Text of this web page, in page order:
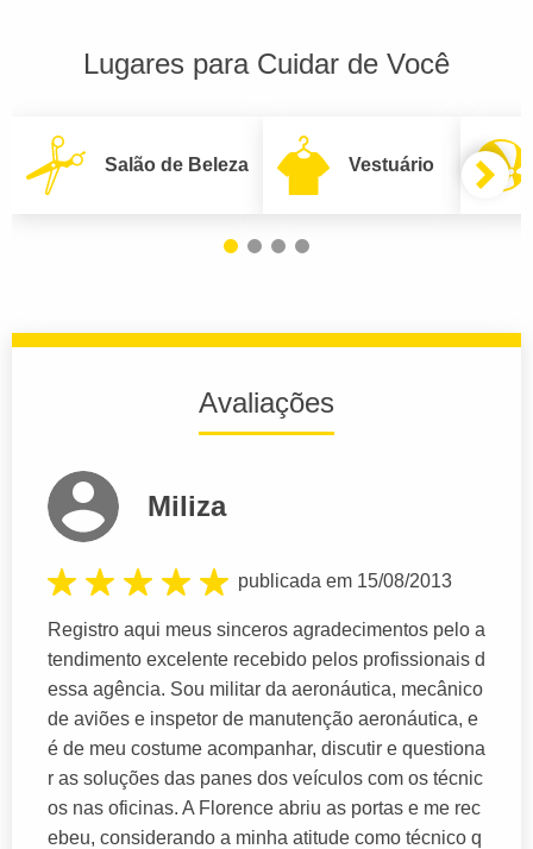
Lugares para Cuidar de Você
Salão de Beleza Vestuário
Avaliações
Miliza
publicada em 15/08/2013
Registro aqui meus sinceros agradecimentos pelo a
tendimento excelente recebido pelos profissionais d
essa agência. Sou militar da aeronáutica, mecânico
de aviões e inspetor de manutenção aeronáutica, e
é de meu costume acompanhar, discutir e questiona
r as soluções das panes dos veículos com os técnic
os nas oficinas. A Florence abriu as portas e me rec
ebeu, considerando a minha atitude como técnico q